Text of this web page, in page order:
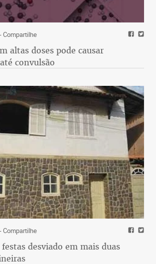
- Compartilhe
altas doses pode causar
convulsão
- Compartilhe
desviado em mais duas